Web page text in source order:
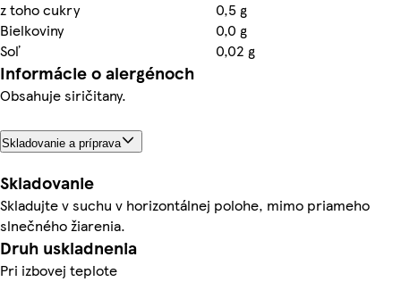
z toho cukry
0,5 g
Bielkoviny
0,0 g
Soľ
0,02 g
Informácie o alergénoch
Obsahuje siričitany.
Skladovanie a príprava
Skladovanie
Skladujte v suchu v horizontálnej polohe, mimo priameho
slnečného žiarenia.
Druh uskladnenia
Pri izbovej teplote